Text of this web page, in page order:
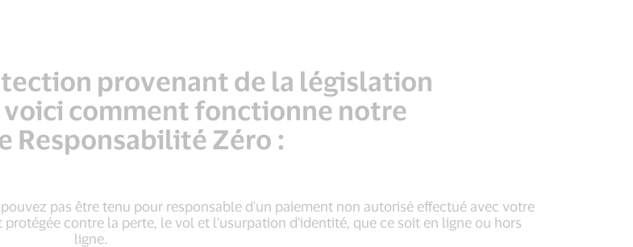
provenant de la législation
comment fonctionne notre
Responsabilité Zéro :
pas être tenu pour responsable d'un paiement non autorisé effectué avec votre
contre la perte, le vol et l'usurpation d'identité, que ce soit en ligne ou hors
ligne.